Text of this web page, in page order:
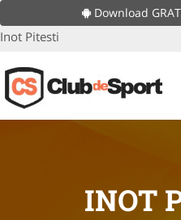
Download
Inot Pitesti
INOT